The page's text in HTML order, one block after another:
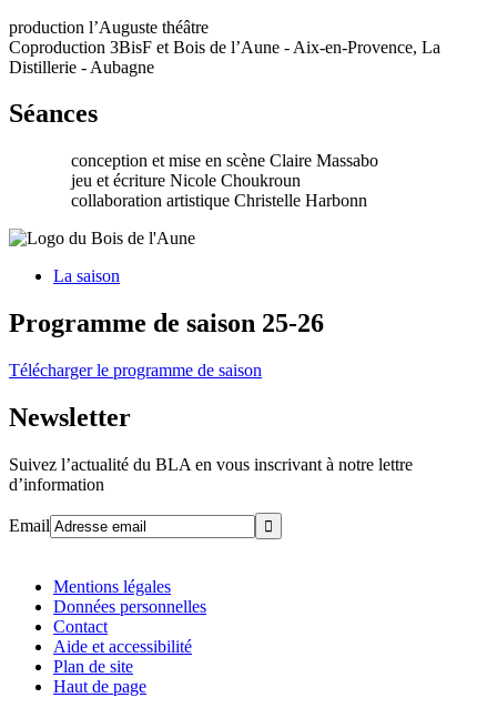
production l’Auguste théâtre
Coproduction 3BisF et Bois de l’Aune - Aix-en-Provence, La
Distillerie - Aubagne
Séances
conception et mise en scène Claire Massabo
jeu et écriture Nicole Choukroun
collaboration artistique Christelle Harbonn
La saison
Programme de saison 25-26
Télécharger le programme de saison
Newsletter
Suivez l’actualité du BLA en vous inscrivant à notre lettre
d’information
Email
Mentions légales
Données personnelles
Contact
Aide et accessibilité
Plan de site
Haut de page